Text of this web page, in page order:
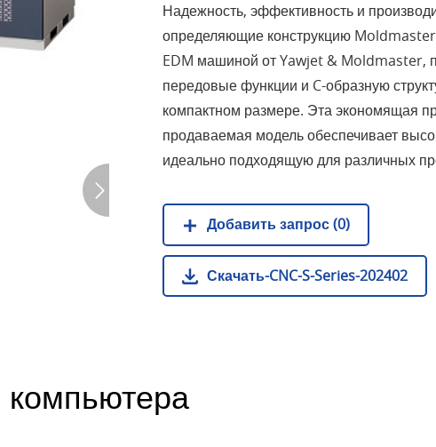
Надежность, эффективность и
определяющие конструкцию Moldmaster
EDM машиной от Yawjet & Moldmaster,
передовые функции и C-образную
компактном размере. Эта экономящая
продаваемая модель обеспечивает
идеально подходящую для различных
Добавить запрос (0)
Скачать-CNC-S-Series-202402
компьютера